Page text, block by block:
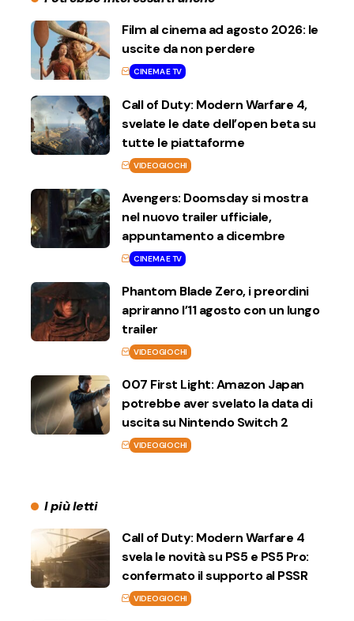
Film al cinema ad agosto 2026: le
uscite da non perdere
CINEMA E TV
Call of Duty: Modern Warfare 4,
svelate le date dell’open beta su
tutte le piattaforme
VIDEOGIOCHI
Avengers: Doomsday si mostra
nel nuovo trailer ufficiale,
appuntamento a dicembre
CINEMA E TV
Phantom Blade Zero, i preordini
apriranno l’11 agosto con un lungo
trailer
VIDEOGIOCHI
007 First Light: Amazon Japan
potrebbe aver svelato la data di
uscita su Nintendo Switch 2
VIDEOGIOCHI
I più letti
Call of Duty: Modern Warfare 4
svela le novità su PS5 e PS5 Pro:
confermato il supporto al PSSR
VIDEOGIOCHI